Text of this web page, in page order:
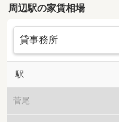
周辺駅の家賃相場
駅
菅尾